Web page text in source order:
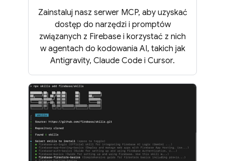
Zainstaluj nasz serwer MCP, aby uzyskać
dostęp do narzędzi i promptów
związanych z Firebase i korzystać z nich
w agentach do kodowania AI, takich jak
Antigravity, Claude Code i Cursor.